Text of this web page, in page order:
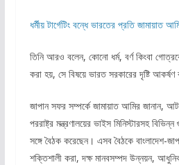
ধর্মীয় টার্গেটিং বন্ধে ভারতের প্রতি
তিনি আরও বলেন, কোনো ধর্ম, বর্ণ কিংবা
করা হয়, সে বিষয়ে ভারত সরকারের দৃষ্টি আকর্ষণ
জাপান সফর সম্পর্কে জামায়াত আমির জানান, আট
পররাষ্ট্র মন্ত্রণালয়ের ভাইস মিনিস্টারসহ
সঙ্গে বৈঠক করেছেন। এসব বৈঠকে বাংলাদেশ-
শক্তিশালী করা, দক্ষ মানবসম্পদ উন্নয়ন,